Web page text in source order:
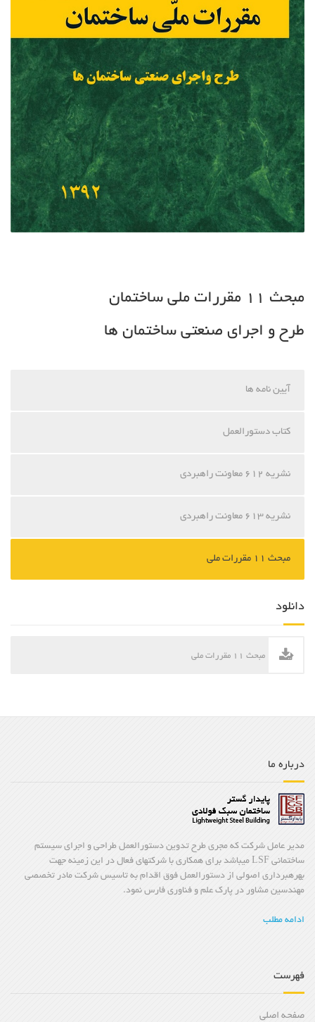
مبحث 11 مقررات ملی ساختمان
طرح و اجرای صنعتی ساختمان ها
آیین نامه ها
کتاب دستورالعمل
نشریه 612 معاونت راهبردی
نشریه 613 معاونت راهبردی
مبحث 11 مقررات ملی
دانلود
مبحث 11 مقررات ملی
درباره ما
مدیر عامل شرکت که مجری طرح تدوین دستورالعمل طراحی و اجرای سیستم
ساختمانی LSF میباشد برای همکاری با شرکتهای فعال در این زمینه جهت
بهرهبرداری اصولی از دستورالعمل فوق اقدام به تاسیس شرکت مادر تخصصی
مهندسین مشاور در پارک علم و فناوری فارس نمود.
ادامه مطلب
فهرست
صفحه اصلی